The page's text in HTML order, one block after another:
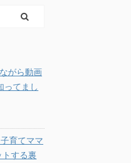
がら動画
ってまし
育てママ
する裏